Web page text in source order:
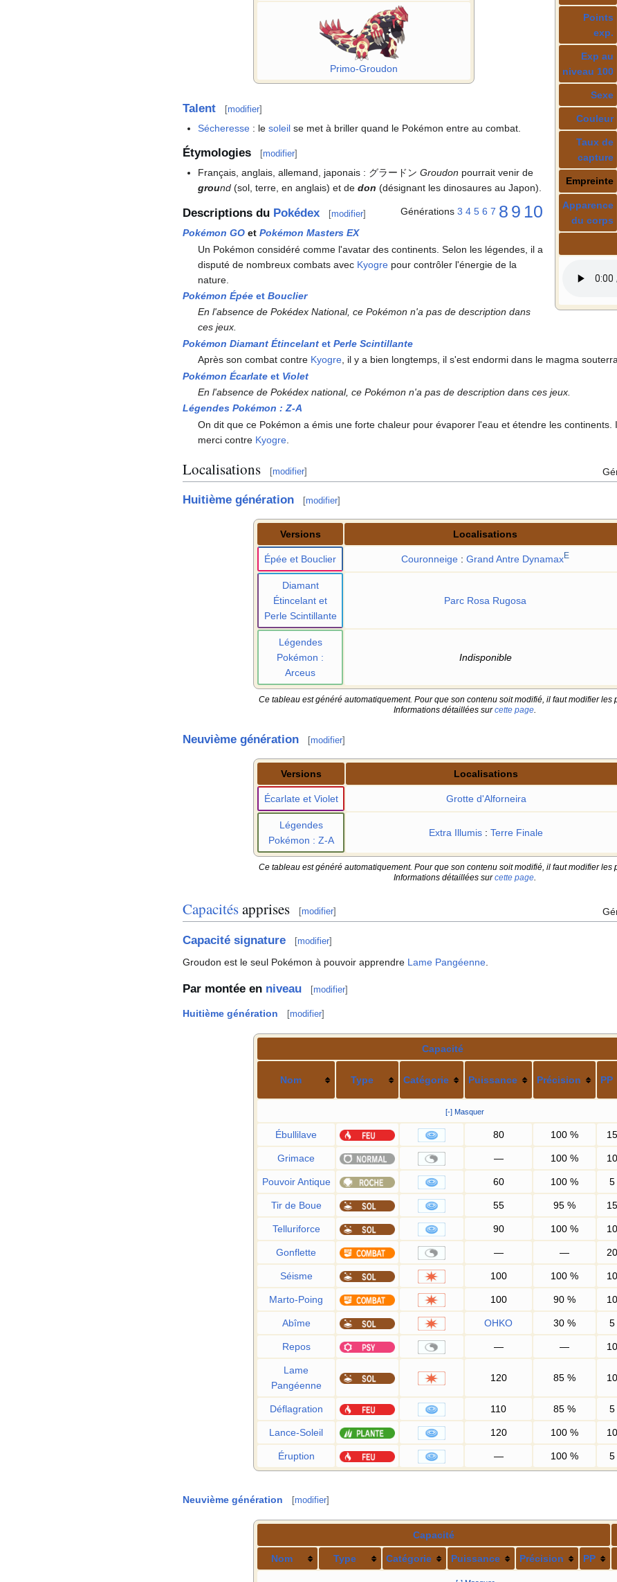
Points
exp.
Exp au
niveau 100
Sexe
Couleur
Taux de
capture
Empreinte
Apparence
du corps
Primo-Groudon
Talent [modifier]
Sécheresse : lesoleil se met à briller quand le Pokémon entre au combat.
Étymologies [modifier]
Français, anglais, allemand, japonais : グラードンGroudon pourrait venir de
ground (sol, terre, en anglais) et dedon (désignant les dinosaures au Japon).
Descriptions du Pokédex [modifier] Générations 3 4 5 6 7 8 9 10
Pokémon GO et Pokémon Masters EX
Un Pokémon considéré comme l'avatar des continents. Selon les légendes, il a
disputé de nombreux combats avec Kyogre pour contrôler l'énergie de la
nature.
Pokémon Épée et Bouclier
En l'absence de Pokédex National, ce Pokémon n'a pas de description dans
ces jeux.
Pokémon Diamant Étincelant et Perle Scintillante
Après son combat contre Kyogre, il y a bien longtemps, il s'est endormi dans le magma
Pokémon Écarlate et Violet
En l'absence de Pokédex national, ce Pokémon n'a pas de description dans ces jeux.
Légendes Pokémon :Z-A
On dit que ce Pokémon a émis une forte chaleur pour évaporer l'eau et étendre les continents.
merci contre Kyogre
Localisations [modifier]
Huitième génération [modifier]
Versions Localisations
Épée et Bouclier Couronneige : Grand Antre DynamaxE
Diamant
Étincelant et
Perle Scintillante
Parc Rosa Rugosa
Légendes
Pokémon :
Arceus
Indisponible
Ce tableau est généré automatiquement. Pour que son contenu soit modifié, il faut modifier les
Informations détaillées surcette page
Neuvième génération [modifier]
Versions Localisations
Écarlate et Violet Grotte d'Alforneira
Légendes
Pokémon : Z-A
Extra Illumis : Terre Finale
Ce tableau est généré automatiquement. Pour que son contenu soit modifié, il faut modifier les
Informations détaillées surcette page
Capacitésapprises [modifier]
Capacité signature [modifier]
Groudon est le seul Pokémon à pouvoir apprendre Lame Pangéenne
Par montée en niveau [modifier]
Huitième génération [modifier]
Capacité
Nom Type Catégorie Puissance Précision PP
[-] Masquer
Ébullilave 80 100 % 15
Grimace — 100 % 10
Pouvoir Antique 60 100 % 5
Tir de Boue 55 95 % 15
Telluriforce 90 100 % 10
Gonflette — — 20
Séisme 100 100 % 10
Marto-Poing 100 90 % 10
Abîme OHKO 30 % 5
Repos — — 10
Lame
Pangéenne
120 85 % 10
Déflagration 110 85 % 5
Lance-Soleil 120 100 % 10
Éruption — 100 % 5
Neuvième génération [modifier]
Capacité
Nom Type Catégorie Puissance Précision PP